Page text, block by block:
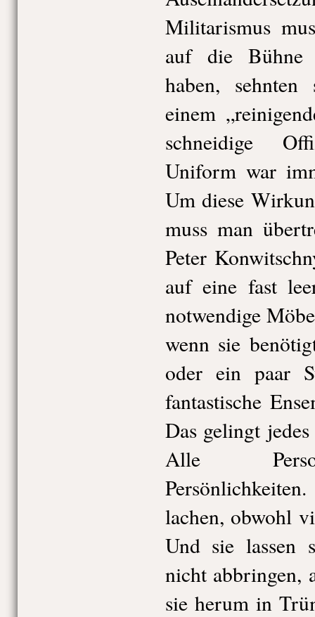
Militarismus
auf die Bühne
haben,
einem
schneidige
Uniform war
Um diese
muss man
Peter
auf eine fast
notwendige
wenn sie
oder ein paar
fantastische
Das gelingt
Alle
lachen, obwohl
Und sie lassen
nicht abbringen,
sie herum in